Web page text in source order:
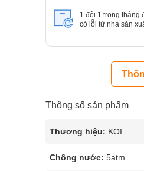
1 đổi 1 trong tháng
có lỗi từ nhà sản
Thông số sản phẩm
Thương hiệu: KOI
Chống nước: 5atm